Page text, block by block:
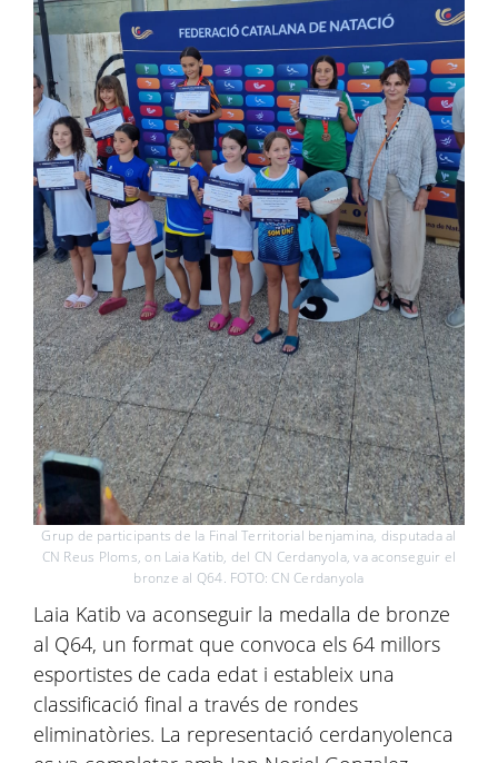
Grup de participants de la Final Territorial benjamina, disputada al
CN Reus Ploms, on Laia Katib, del CN Cerdanyola, va aconseguir el
bronze al Q64. FOTO: CN Cerdanyola
Laia Katib va aconseguir la medalla de bronze
al Q64, un format que convoca els 64 millors
esportistes de cada edat i estableix una
classificació final a través de rondes
eliminatòries. La representació cerdanyolenca